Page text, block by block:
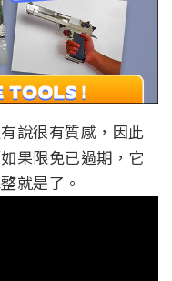
說很有質感，因此
果限免已過期，它
就是了。